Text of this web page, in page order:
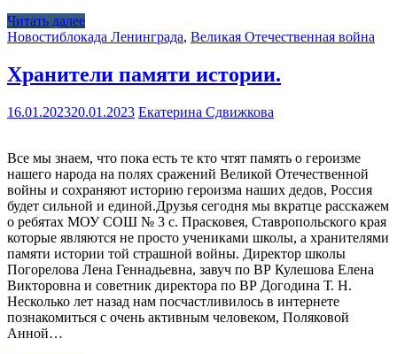
Читать далее
Новостиблокада Ленинграда, Великая Отечественная война
Хранители памяти истории.
16.01.202320.01.2023 Екатерина Сдвижкова
Все мы знаем, что пока есть те кто чтят память о героизме
нашего народа на полях сражений Великой Отечественной
войны и сохраняют историю героизма наших дедов, Россия
будет сильной и единой.Друзья сегодня мы вкратце расскажем
о ребятах МОУ СОШ № 3 с. Прасковея, Ставропольского края
которые являются не просто учениками школы, а хранителями
памяти истории той страшной войны. Директор школы
Погорелова Лена Геннадьевна, завуч по ВР Кулешова Елена
Викторовна и советник директора по ВР Догодина Т. Н.
Несколько лет назад нам посчастливилось в интернете
познакомиться с очень активным человеком, Поляковой
Анной…